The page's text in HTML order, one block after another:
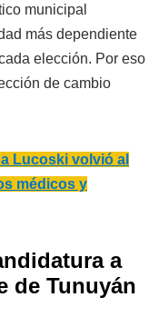
municipal
más dependiente
elección. Por eso
de cambio
Lucoski volvió al
médicos y
a
de Tunuyán